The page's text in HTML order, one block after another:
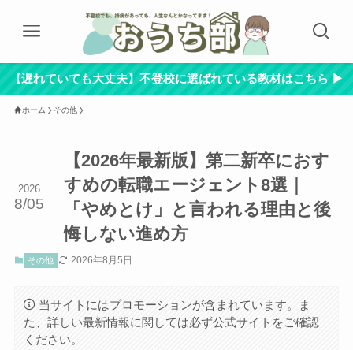
【遅れていても大丈夫】不登校に選ばれている教材はこちら ▶︎
ホーム その他
【2026年最新版】第二新卒におす
すめの転職エージェント8選｜
「やめとけ」と言われる理由と後
悔しない進め方
2026
8/05
その他 2026年8月5日
当サイトにはプロモーションが含まれています。ま
た、詳しい最新情報に関しては必ず公式サイトをご確認
ください。